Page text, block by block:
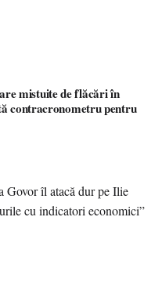
contracronometru pentru